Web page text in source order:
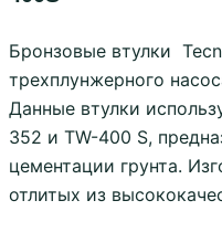
Бронзовые втулки
трехплунжерного
Данные втулки
352 и TW-400 S,
цементации грунта.
отлитых из